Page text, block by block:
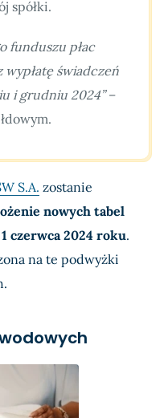
spółki.
funduszu płac
świadczeń
i grudniu 2024”–
S.A. zostanie
nowych tabel
czerwca 2024 roku.
na te podwyżki